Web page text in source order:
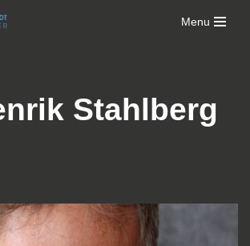
Menu
Stahlberg